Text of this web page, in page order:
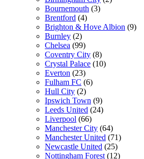
Bournemouth (3)
Brentford (4)
Brighton & Hove Albion (9)
Burnley (2)
Chelsea (99)
Coventry City (8)
Crystal Palace (10)
Everton (23)
Fulham FC (6)
Hull City (2)
Ipswich Town (9)
Leeds United (24)
Liverpool (66)
Manchester City (64)
Manchester United (71)
Newcastle United (25)
Nottingham Forest (12)